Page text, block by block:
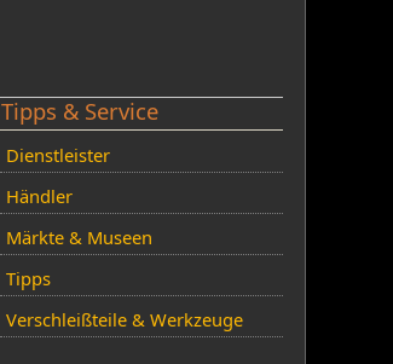
Tipps & Service
Dienstleister
Händler
Märkte & Museen
Tipps
Verschleißteile & Werkzeuge